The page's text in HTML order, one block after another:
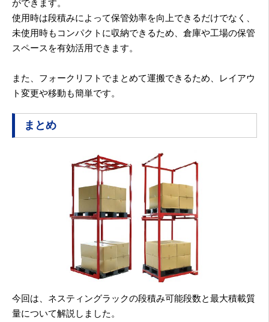
ができます。
使用時は段積みによって保管効率を向上できるだけでなく、
未使用時もコンパクトに収納できるため、倉庫や工場の保管
スペースを有効活用できます。
また、フォークリフトでまとめて運搬できるため、レイアウ
ト変更や移動も簡単です。
まとめ
今回は、ネスティングラックの段積み可能段数と最大積載質
量について解説しました。